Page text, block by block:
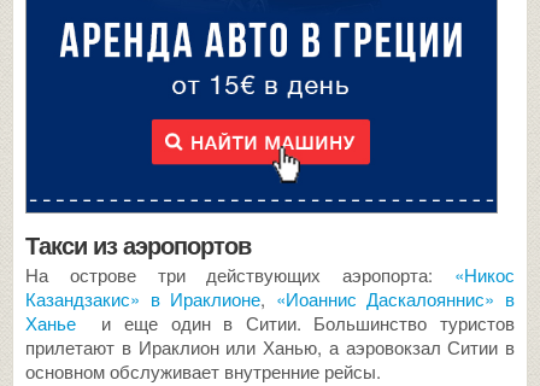
Такси из аэропортов
На острове три действующих аэропорта: «Никос
Казандзакис» в Ираклионе, «Иоаннис Даскалояннис» в
Ханье и еще один в Ситии. Большинство туристов
прилетают в Ираклион или Ханью, а аэровокзал Ситии в
основном обслуживает внутренние рейсы.